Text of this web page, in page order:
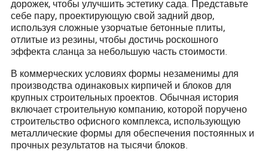
дорожек, чтобы улучшить эстетику сада. Представьте
себе пару, проектирующую свой задний двор,
используя сложные узорчатые бетонные плиты,
отлитые из резины, чтобы достичь роскошного
эффекта сланца за небольшую часть стоимости.
В коммерческих условиях формы незаменимы для
производства одинаковых кирпичей и блоков для
крупных строительных проектов. Обычная история
включает строительную компанию, которой поручено
строительство офисного комплекса, использующую
металлические формы для обеспечения постоянных и
прочных результатов на тысячи блоков.